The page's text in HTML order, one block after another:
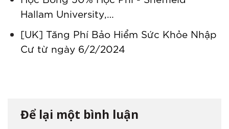
Hallam University,…
[UK] Tăng Phí Bảo Hiểm Sức Khỏe Nhập
Cư từ ngày 6/2/2024
Để lại một bình luận